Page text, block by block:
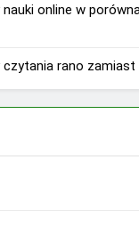
online w
czytania rano zamiast